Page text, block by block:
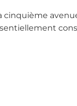
cinquième